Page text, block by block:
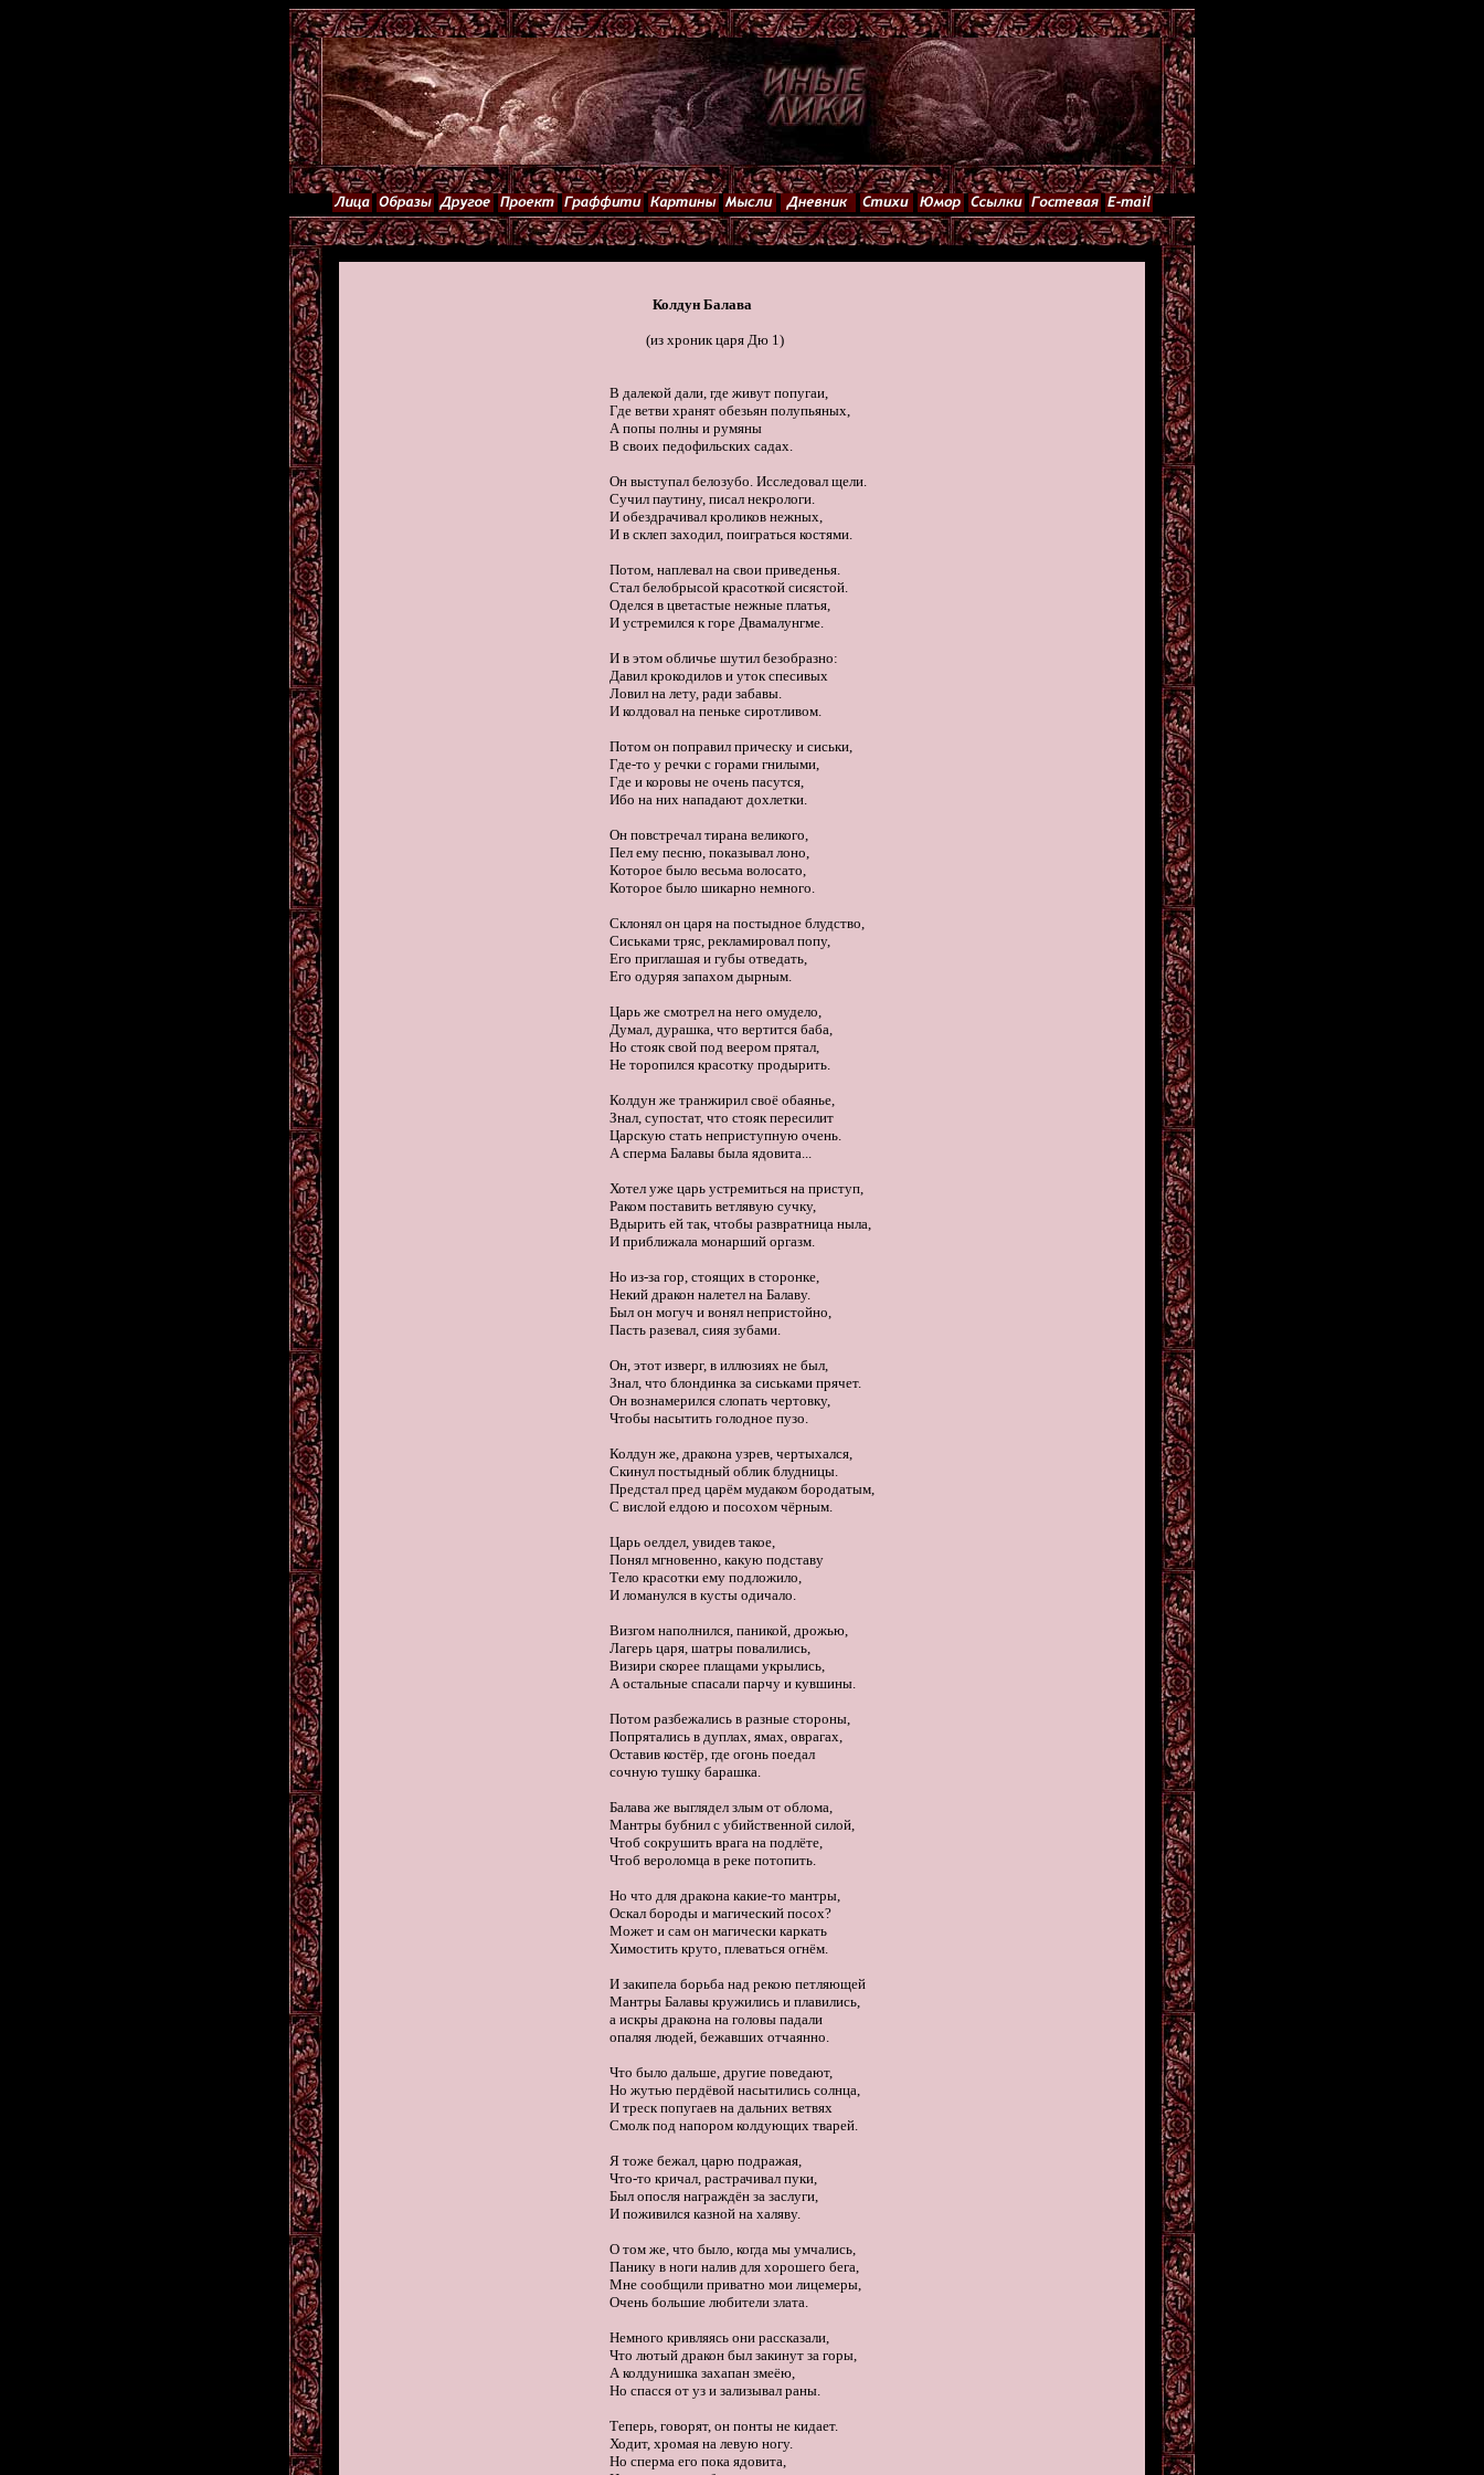
Колдун Балава
           (из хроник царя Дю 1)
В далекой дали, где живут попугаи,
Где ветви хранят обезьян полупьяных,
А попы полны и румяны
В своих педофильских садах.
Он выступал белозубо. Исследовал щели.
Сучил паутину, писал некрологи.
И обездрачивал кроликов нежных,
И в склеп заходил, поиграться костями.
Потом, наплевал на свои приведенья.
Стал белобрысой красоткой сисястой.
Оделся в цветастые нежные платья,
И устремился к горе Двамалунгме.
И в этом обличье шутил безобразно:
Давил крокодилов и уток спесивых
Ловил на лету, ради забавы.
И колдовал на пеньке сиротливом.
Потом он поправил прическу и сиськи,
Где-то у речки с горами гнилыми,
Где и коровы не очень пасутся,
Ибо на них нападают дохлетки.
Он повстречал тирана великого,
Пел ему песню, показывал лоно,
Которое было весьма волосато,
Которое было шикарно немного.
Склонял он царя на постыдное блудство,
Сиськами тряс, рекламировал попу,
Его приглашая и губы отведать,
Его одуряя запахом дырным.
Царь же смотрел на него омудело,
Думал, дурашка, что вертится баба,
Но стояк свой под веером прятал,
Не торопился красотку продырить.
Колдун же транжирил своё обаянье,
Знал, супостат, что стояк пересилит
Царскую стать неприступную очень.
А сперма Балавы была ядовита...
Хотел уже царь устремиться на приступ,
Раком поставить ветлявую сучку,
Вдырить ей так, чтобы развратница ныла,
И приближала монарший оргазм.
Но из-за гор, стоящих в сторонке,
Некий дракон налетел на Балаву.
Был он могуч и вонял непристойно,
Пасть разевал, сияя зубами.
Он, этот изверг, в иллюзиях не был,
Знал, что блондинка за сиськами прячет.
Он вознамерился слопать чертовку,
Чтобы насытить голодное пузо.
Колдун же, дракона узрев, чертыхался,
Скинул постыдный облик блудницы.
Предстал пред царём мудаком бородатым,
С вислой елдою и посохом чёрным.
Царь оелдел, увидев такое,
Понял мгновенно, какую подставу
Тело красотки ему подложило,
И ломанулся в кусты одичало.
Визгом наполнился, паникой, дрожью,
Лагерь царя, шатры повалились,
Визири скорее плащами укрылись,
А остальные спасали парчу и кувшины.
Потом разбежались в разные стороны,
Попрятались в дуплах, ямах, оврагах,
Оставив костёр, где огонь поедал
сочную тушку барашка.
Балава же выглядел злым от облома,
Мантры бубнил с убийственной силой,
Чтоб сокрушить врага на подлёте,
Чтоб вероломца в реке потопить.
Но что для дракона какие-то мантры,
Оскал бороды и магический посох?
Может и сам он магически каркать
Химостить круто, плеваться огнём.
И закипела борьба над рекою петляющей
Мантры Балавы кружились и плавились,
а искры дракона на головы падали
опаляя людей, бежавших отчаянно.
Что было дальше, другие поведают,
Но жутью пердёвой насытились солнца,
И треск попугаев на дальних ветвях
Смолк под напором колдующих тварей.
Я тоже бежал, царю подражая,
Что-то кричал, растрачивал пуки,
Был опосля награждён за заслуги,
И поживился казной на халяву.
О том же, что было, когда мы умчались,
Панику в ноги налив для хорошего бега,
Мне сообщили приватно мои лицемеры,
Очень большие любители злата.
Немного кривляясь они рассказали,
Что лютый дракон был закинут за горы,
А колдунишка захапан змеёю,
Но спасся от уз и зализывал раны.
Теперь, говорят, он понты не кидает.
Ходит, хромая на левую ногу.
Но сперма его пока ядовита,